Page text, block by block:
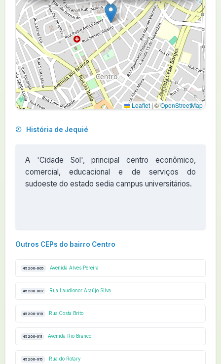
Leaflet |©OpenStreetMap
História de Jequié
A 'Cidade Sol', principal centro econômico,
comercial, educacional e de serviços do
sudoeste do estado sedia campus universitários.
Outros CEPs do bairro Centro
45200-005 Avenida Alves Pereira
45200-007 Rua Laudionor Araújo Silva
45200-010 Rua Costa Brito
45200-011 Avenida Rio Branco
45200-015 Rua do Rotary